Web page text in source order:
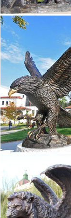
Купить бронзовую
выходя из дома!
Собаки из бронзы
Художественное
бронзовая
Изделия с бронзой :
Композиции с
Бронзовые
Бронзовые
выплавляемым
Собака из бронзы |
Собака может
виде статуэтки,
Распродажа